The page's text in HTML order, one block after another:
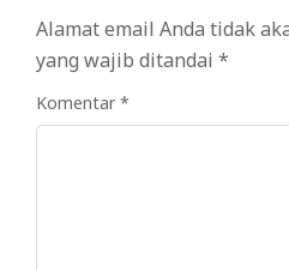
Alamat email Anda tidak
yang wajib ditandai *
Komentar *